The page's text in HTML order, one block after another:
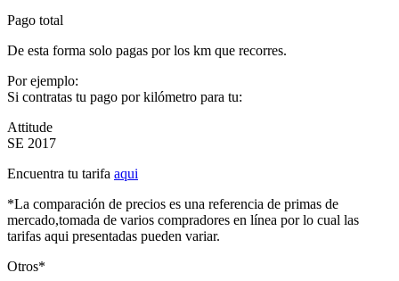
Pago total
De esta forma solo pagas por los km que recorres.
Por ejemplo:
Si contratas tu pago por kilómetro para tu:
Attitude
SE 2017
Encuentra tu tarifa aqui
*La comparación de precios es una referencia de primas de
mercado,tomada de varios compradores en línea por lo cual las
tarifas aqui presentadas pueden variar.
Otros*